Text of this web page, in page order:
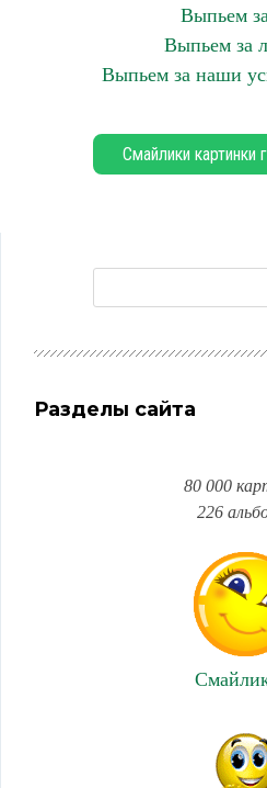
Выпьем
Выпьем за
Выпьем за наши
Смайлики картинки
Разделы сайта
80 000
226